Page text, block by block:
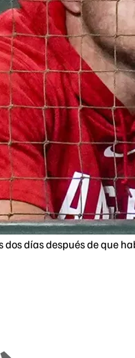
días después de que